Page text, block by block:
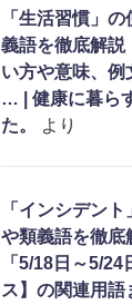
「生活習慣」
義語を徹底解説
い方や意味、例
… | 健康に暮ら
た。
より
「インシデン
や類義語を徹底
「5/18日～5/
ス】の関連用語